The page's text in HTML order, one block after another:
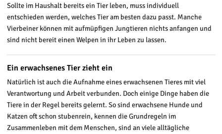
Sollte im Haushalt bereits ein Tier leben, muss individuell
entschieden werden, welches Tier am besten dazu passt. Manche
Vierbeiner können mit aufmüpfigen Jungtieren nichts anfangen und
sind nicht bereit einen Welpen in ihr Leben zu lassen.
Ein erwachsenes Tier zieht ein
Natürlich ist auch die Aufnahme eines erwachsenen Tieres mit viel
Verantwortung und Arbeit verbunden. Doch einige Dinge haben die
Tiere in der Regel bereits gelernt. So sind erwachsene Hunde und
Katzen oft schon stubenrein, kennen die Grundregeln im
Zusammenleben mit dem Menschen, sind an viele alltägliche